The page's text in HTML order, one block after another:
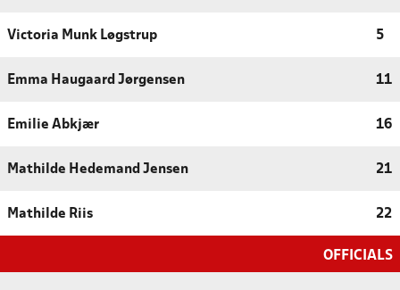
Victoria Munk Løgstrup 5
Emma Haugaard Jørgensen 11
Emilie Abkjær 16
Mathilde Hedemand Jensen 21
Mathilde Riis 22
OFFICIALS